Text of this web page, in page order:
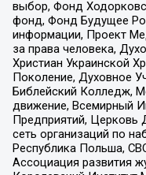
выбор, Фонд
фонд, Фонд Будущее
информации, Проект
за права человека,
Христиан Украинской
Поколение, Духовное
Библейский Колледж,
движение, Всемирный
Предприятий, Церковь
сеть организаций по
Республика Польша,
Ассоциация развития